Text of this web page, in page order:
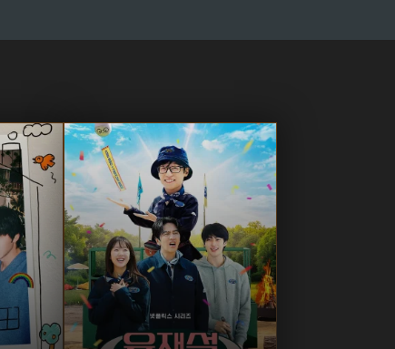
91 92 93
96 98
101
106 107 108